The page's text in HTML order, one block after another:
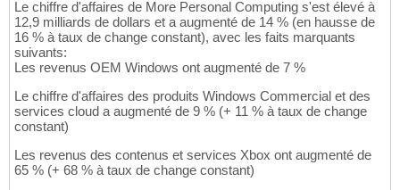
Le chiffre d'affaires de More Personal Computing s'est élevé à
12,9 milliards de dollars et a augmenté de 14 % (en hausse de
16 % à taux de change constant), avec les faits marquants
suivants:
Les revenus OEM Windows ont augmenté de 7 %
Le chiffre d'affaires des produits Windows Commercial et des
services cloud a augmenté de 9 % (+ 11 % à taux de change
constant)
Les revenus des contenus et services Xbox ont augmenté de
65 % (+ 68 % à taux de change constant)